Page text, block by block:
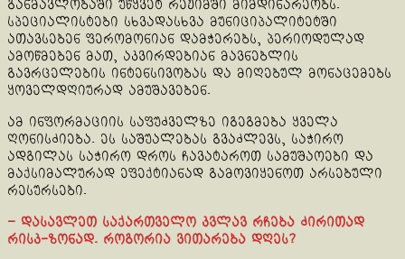
განმავლობაში უწყვეტ რეჟიმში მიმდინარეობს.
სპეციალისტები სხვადასხვა მუნიციპალიტეტში
ათავსებენ ფერომონიან დამჭერებს, პერიოდულად
ამოწმებენ მათ, აკვირდებიან მავნებლის
გავრცელების ინტენსივობას და მიღებულ მონაცემებს
ყოველდღიურად ამუშავებენ.
ამ ინფორმაციის საფუძველზე იგეგმება ყველა
ღონისძიება. ეს საშუალებას გვაძლევს, საჭირო
ადგილას საჭირო დროს ჩავატაროთ სამუშაოები და
მაქსიმალურად ეფექტიანად გამოვიყენოთ არსებული
რესურსები.
– დასავლეთ საქართველო კვლავ რჩება ძირითად
რისკ-ზონად. როგორია ვითარება დღეს?